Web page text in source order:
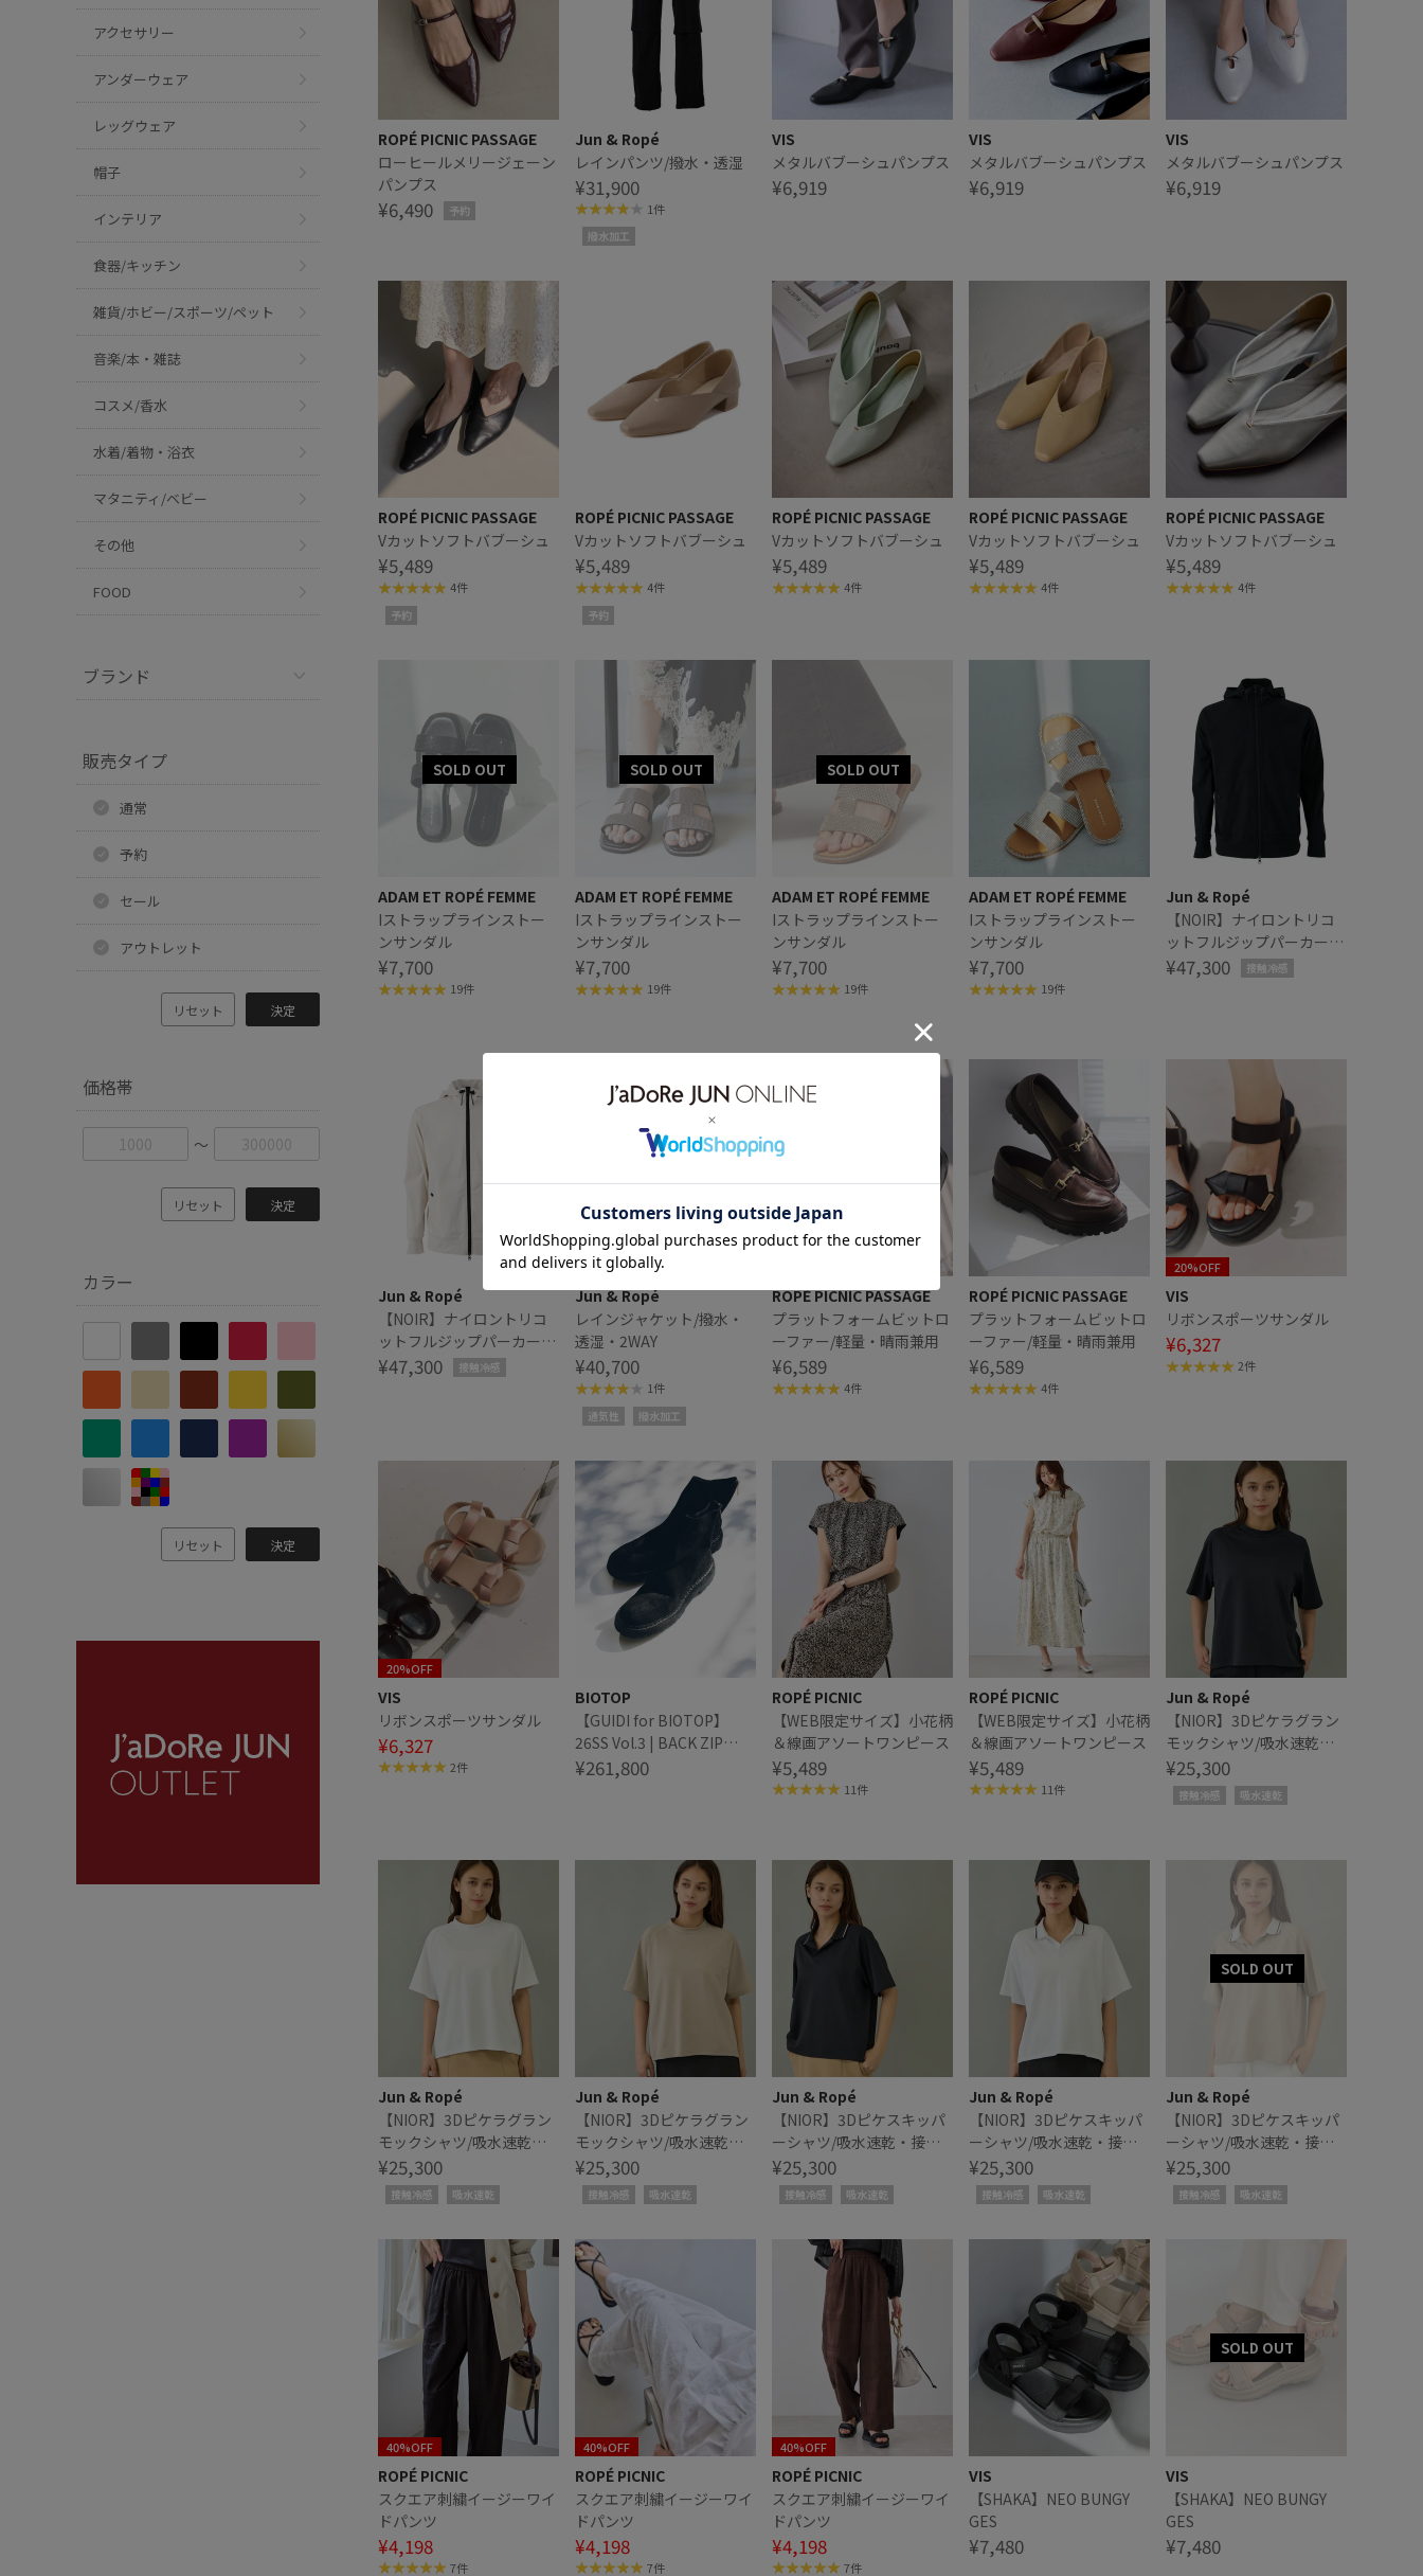
アクセサリー
アンダーウェア
レッグウェア
帽子
インテリア
食器/キッチン
雑貨/ホビー/スポーツ/ペット
音楽/本・雑誌
コスメ/香水
水着/着物・浴衣
マタニティ/ベビー
その他
FOOD
ブランド
販売タイプ
通常
予約
セール
アウトレット
リセット 決定
価格帯
〜
リセット 決定
カラー
リセット 決定
ROPÉ PICNIC PASSAGE
ローヒールメリージェーン
パンプス
¥6,490 予約
Jun & Ropé
レインパンツ/撥水・透湿
¥31,900
1件
撥水加工
VIS
メタルバブーシュパンプス
¥6,919
VIS
メタルバブーシュパンプス
¥6,919
VIS
メタルバブーシュパンプス
¥6,919
ROPÉ PICNIC PASSAGE
Vカットソフトバブーシュ
¥5,489
4件
予約
ROPÉ PICNIC PASSAGE
Vカットソフトバブーシュ
¥5,489
4件
予約
ROPÉ PICNIC PASSAGE
Vカットソフトバブーシュ
¥5,489
4件
ROPÉ PICNIC PASSAGE
Vカットソフトバブーシュ
¥5,489
4件
ROPÉ PICNIC PASSAGE
Vカットソフトバブーシュ
¥5,489
4件
ADAM ET ROPÉ FEMME
Iストラップラインストー
ンサンダル
¥7,700
19件
ADAM ET ROPÉ FEMME
Iストラップラインストー
ンサンダル
¥7,700
19件
ADAM ET ROPÉ FEMME
Iストラップラインストー
ンサンダル
¥7,700
19件
ADAM ET ROPÉ FEMME
Iストラップラインストー
ンサンダル
¥7,700
19件
Jun & Ropé
【NOIR】ナイロントリコ
ットフルジップパーカー/
接触冷感・防シワ・ユニセ
¥47,300 接触冷感
Jun & Ropé
【NOIR】ナイロントリコ
ットフルジップパーカー/
接触冷感・防シワ・ユニセ
¥47,300 接触冷感
Jun & Ropé
レインジャケット/撥水・
透湿・2WAY
¥40,700
1件
通気性 撥水加工
ROPÉ PICNIC PASSAGE
プラットフォームビットロ
ーファー/軽量・晴雨兼用
¥6,589
4件
ROPÉ PICNIC PASSAGE
プラットフォームビットロ
ーファー/軽量・晴雨兼用
¥6,589
4件
20%OFF
VIS
リボンスポーツサンダル
¥6,327
2件
20%OFF
VIS
リボンスポーツサンダル
¥6,327
2件
BIOTOP
【GUIDI for BIOTOP】
26SS Vol.3 | BACK ZIP
BOOTS
¥261,800
ROPÉ PICNIC
【WEB限定サイズ】小花柄
＆線画アソートワンピース
¥5,489
11件
ROPÉ PICNIC
【WEB限定サイズ】小花柄
＆線画アソートワンピース
¥5,489
11件
Jun & Ropé
【NIOR】3Dピケラグラン
モックシャツ/吸水速乾・
接触冷感
¥25,300
接触冷感 吸水速乾
Jun & Ropé
【NIOR】3Dピケラグラン
モックシャツ/吸水速乾・
接触冷感
¥25,300
接触冷感 吸水速乾
Jun & Ropé
【NIOR】3Dピケラグラン
モックシャツ/吸水速乾・
接触冷感
¥25,300
接触冷感 吸水速乾
Jun & Ropé
【NIOR】3Dピケスキッパ
ーシャツ/吸水速乾・接触
冷感
¥25,300
接触冷感 吸水速乾
Jun & Ropé
【NIOR】3Dピケスキッパ
ーシャツ/吸水速乾・接触
冷感
¥25,300
接触冷感 吸水速乾
Jun & Ropé
【NIOR】3Dピケスキッパ
ーシャツ/吸水速乾・接触
冷感
¥25,300
接触冷感 吸水速乾
40%OFF
ROPÉ PICNIC
スクエア刺繍イージーワイ
ドパンツ
¥4,198
7件
40%OFF
ROPÉ PICNIC
スクエア刺繍イージーワイ
ドパンツ
¥4,198
7件
40%OFF
ROPÉ PICNIC
スクエア刺繍イージーワイ
ドパンツ
¥4,198
7件
VIS
【SHAKA】NEO BUNGY
GES
¥7,480
VIS
【SHAKA】NEO BUNGY
GES
¥7,480